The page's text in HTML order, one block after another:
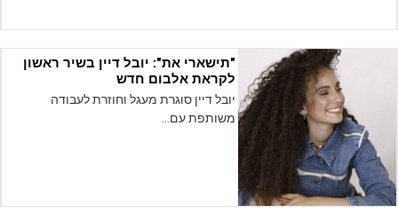
"תישארי את": יובל דיין בשיר ראשון
לקראת אלבום חדש
יובל דיין סוגרת מעגל וחוזרת לעבודה
משותפת עם…